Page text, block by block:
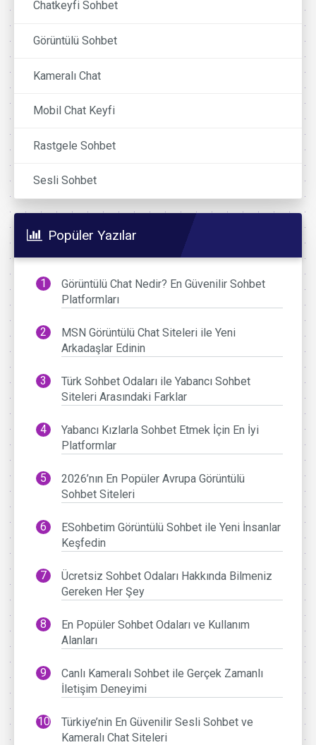
Chatkeyfi Sohbet
Görüntülü Sohbet
Kameralı Chat
Mobil Chat Keyfi
Rastgele Sohbet
Sesli Sohbet
Popüler Yazılar
Görüntülü Chat Nedir? En Güvenilir Sohbet
Platformları
MSN Görüntülü Chat Siteleri ile Yeni
Arkadaşlar Edinin
Türk Sohbet Odaları ile Yabancı Sohbet
Siteleri Arasındaki Farklar
Yabancı Kızlarla Sohbet Etmek İçin En İyi
Platformlar
2026’nın En Popüler Avrupa Görüntülü
Sohbet Siteleri
ESohbetim Görüntülü Sohbet ile Yeni İnsanlar
Keşfedin
Ücretsiz Sohbet Odaları Hakkında Bilmeniz
Gereken Her Şey
En Popüler Sohbet Odaları ve Kullanım
Alanları
Canlı Kameralı Sohbet ile Gerçek Zamanlı
İletişim Deneyimi
Türkiye’nin En Güvenilir Sesli Sohbet ve
Kameralı Chat Siteleri